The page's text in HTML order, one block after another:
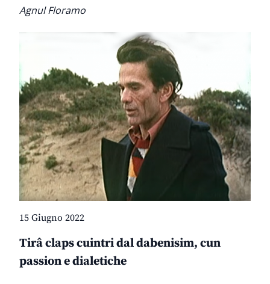
Agnul Floramo
15 Giugno 2022
Tirâ claps cuintri dal dabenisim, cun
passion e dialetiche